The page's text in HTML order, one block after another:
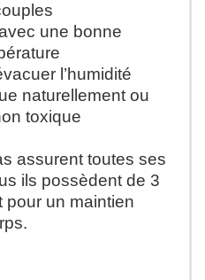
une bonne
l’humidité
naturellement ou
toxique
assurent toutes ses
ils possèdent de 3
pour un maintien